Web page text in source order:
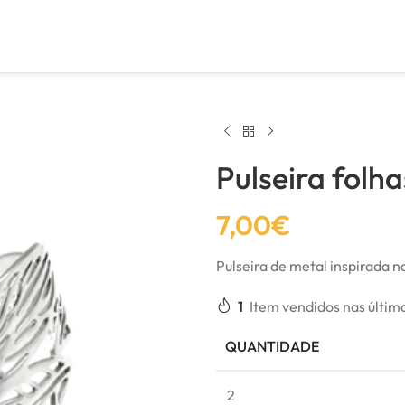
Pulseira
7,00€
Pulseira de metal inspirada
1 Item vendidos nas
QUANTIDADE
2